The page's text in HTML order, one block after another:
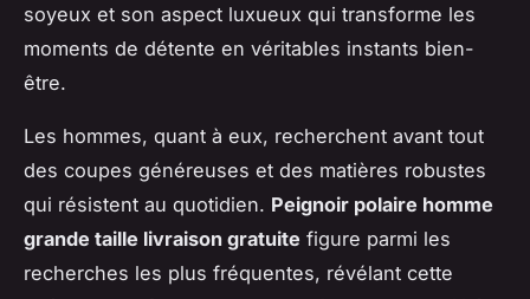
soyeux et son aspect luxueux qui transforme les
moments de détente en véritables instants bien-
être.
Les hommes, quant à eux, recherchent avant tout
des coupes généreuses et des matières robustes
qui résistent au quotidien. Peignoir polaire homme
grande taille livraison gratuite figure parmi les
recherches les plus fréquentes, révélant cette